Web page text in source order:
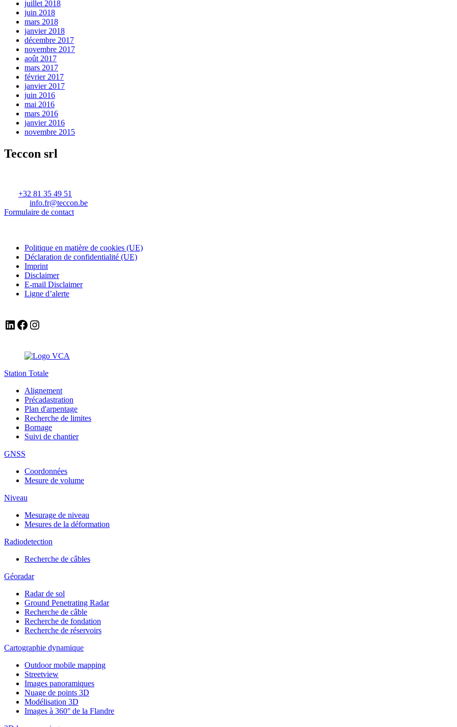
juillet 2018
juin 2018
mars 2018
janvier 2018
décembre 2017
novembre 2017
août 2017
mars 2017
février 2017
janvier 2017
juin 2016
mai 2016
mars 2016
janvier 2016
novembre 2015
Teccon srl
+32 81 35 49 51
info.fr@teccon.be
Formulaire de contact
Politique en matière de cookies (UE)
Déclaration de confidentialité (UE)
Imprint
Disclaimer
E-mail Disclaimer
Ligne d’alerte
LinkedIn Facebook Instagram
Station Totale
Alignement
Précadastration
Plan d'arpentage
Recherche de limites
Bornage
Suivi de chantier
GNSS
Coordonnées
Mesure de volume
Niveau
Mesurage de niveau
Mesures de la déformation
Radiodetection
Recherche de câbles
Géoradar
Radar de sol
Ground Penetrating Radar
Recherche de câble
Recherche de fondation
Recherche de réservoirs
Cartographie dynamique
Outdoor mobile mapping
Streetview
Images panoramiques
Nuage de points 3D
Modélisation 3D
Images à 360° de la Flandre